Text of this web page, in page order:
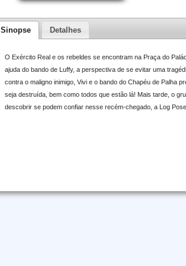
Sinopse Detalhes
O Exército Real e os rebeldes se encontram na Praça do
ajuda do bando de Luffy, a perspectiva de se evitar uma
contra o maligno inimigo, Vivi e o bando do Chapéu de Palha
seja destruída, bem como todos que estão lá! Mais tarde, o
descobrir se podem confiar nesse recém-chegado, a Log